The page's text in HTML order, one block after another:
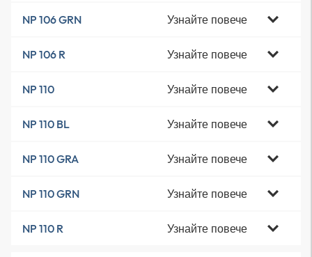
NP 106 GRN Узнайте повече
NP 106 R Узнайте повече
NP 110 Узнайте повече
NP 110 BL Узнайте повече
NP 110 GRA Узнайте повече
NP 110 GRN Узнайте повече
NP 110 R Узнайте повече